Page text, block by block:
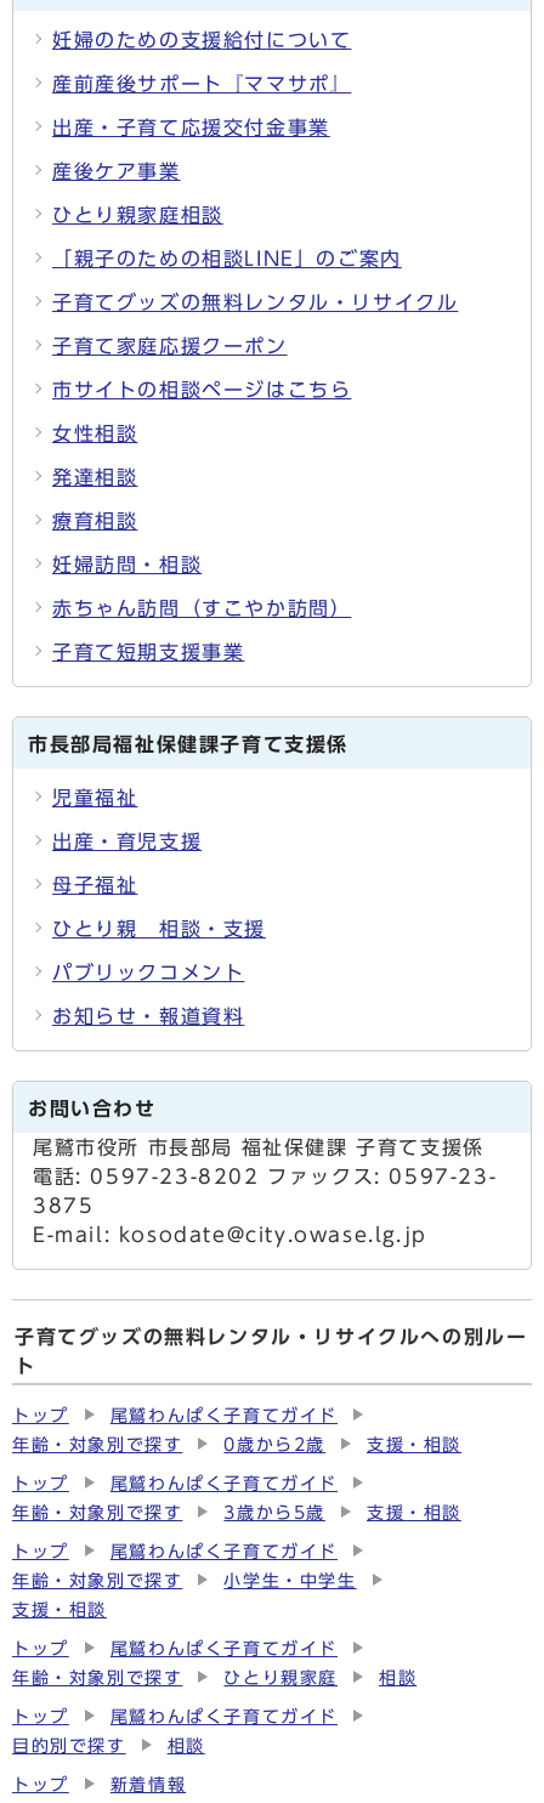
妊婦のための支援給付について
産前産後サポート『ママサポ』
出産・子育て応援交付金事業
産後ケア事業
ひとり親家庭相談
「親子のための相談LINE」のご案内
子育てグッズの無料レンタル・リサイクル
子育て家庭応援クーポン
市サイトの相談ページはこちら
女性相談
発達相談
療育相談
妊婦訪問・相談
赤ちゃん訪問（すこやか訪問）
子育て短期支援事業
市長部局福祉保健課子育て支援係
児童福祉
出産・育児支援
母子福祉
ひとり親 相談・支援
パブリックコメント
お知らせ・報道資料
お問い合わせ
尾鷲市役所 市長部局 福祉保健課 子育て支援係
電話: 0597-23-8202 ファックス: 0597-23-
3875
E-mail: kosodate@city.owase.lg.jp
子育てグッズの無料レンタル・リサイクルへの別ルー
ト
トップ
尾鷲わんぱく子育てガイド
年齢・対象別で探す
0歳から2歳 支援・相談
トップ
尾鷲わんぱく子育てガイド
年齢・対象別で探す
3歳から5歳 支援・相談
トップ
尾鷲わんぱく子育てガイド
年齢・対象別で探す
小学生・中学生
支援・相談
トップ
尾鷲わんぱく子育てガイド
年齢・対象別で探す
ひとり親家庭 相談
トップ
尾鷲わんぱく子育てガイド
目的別で探す
相談
トップ 新着情報